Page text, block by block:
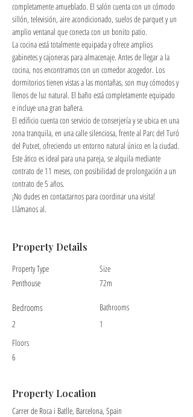
completamente amueblado. El salón cuenta con un cómodo
sillón, televisión, aire acondicionado, suelos de parquet y un
amplio ventanal que conecta con un bonito patio.
La cocina está totalmente equipada y ofrece amplios
gabinetes y cajoneras para almacenaje. Antes de llegar a la
cocina, nos encontramos con un comedor acogedor. Los
dormitorios tienen vistas a las montañas, son muy cómodos y
llenos de luz natural. El baño está completamente equipado
e incluye una gran bañera.
El edificio cuenta con servicio de conserjería y se ubica en una
zona tranquila, en una calle silenciosa, frente al Parc del Turó
del Putxet, ofreciendo un entorno natural único en la ciudad.
Este ático es ideal para una pareja, se alquila mediante
contrato de 11 meses, con posibilidad de prolongación a un
contrato de 5 años.
¡No dudes en contactarnos para coordinar una visita!
Llámanos al.
Property Details
Property Type
Penthouse
Bedrooms
2
Size
72m
Bathrooms
1
Floors
6
Property Location
Carrer de Roca i Batlle, Barcelona, Spain